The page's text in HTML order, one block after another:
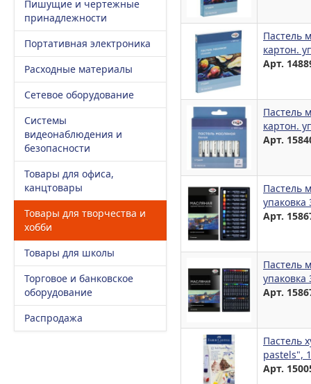
Пишущие и чертежные
принадлежности
Портативная электроника
Расходные материалы
Сетевое оборудование
Системы
видеонаблюдения и
безопасности
Товары для офиса,
канцтовары
Товары для творчества и
хобби
Товары для школы
Торговое и банковское
оборудование
Распродажа
Пастель
картон.
Арт.
Пастель
картон.
Арт.
Пастель
упаковка
Арт.
Пастель
упаковка
Арт.
Пастель
pastels",
Арт.